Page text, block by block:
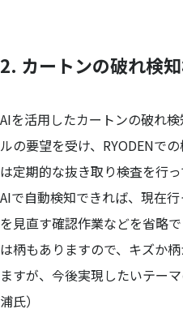
2. カートンの破れ検
AIを活用したカートンの破れ
ルの要望を受け、RYODENで
は定期的な抜き取り検査を行
AIで自動検知できれば、現在
を見直す確認作業などを省略
は柄もありますので、キズか
ますが、今後実現したいテー
浦氏）